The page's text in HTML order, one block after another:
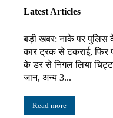
Latest Articles
बड़ी खबर: नाके पर पुलिस
कार ट्रक से टकराई, फिर
के डर से निगल लिया
जान, अन्य 3...
Read more